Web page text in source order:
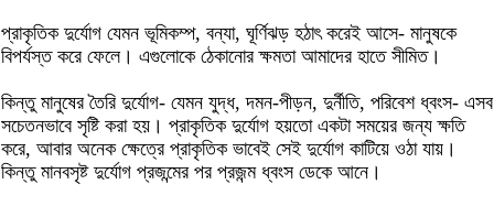
প্রাকৃতিক দুর্যোগ যেমন ভূমিকম্প, বন্যা, ঘূর্ণিঝড় হঠাৎ করেই আসে- মানুষকে
বিপর্যস্ত করে ফেলে। এগুলোকে ঠেকানোর ক্ষমতা আমাদের হাতে সীমিত।
কিন্তু মানুষের তৈরি দুর্যোগ- যেমন যুদ্ধ, দমন-পীড়ন, দুর্নীতি, পরিবেশ ধ্বংস- এসব
সচেতনভাবে সৃষ্টি করা হয়। প্রাকৃতিক দুর্যোগ হয়তো একটা সময়ের জন্য ক্ষতি
করে, আবার অনেক ক্ষেত্রে প্রাকৃতিক ভাবেই সেই দুর্যোগ কাটিয়ে ওঠা যায়।
কিন্তু মানবসৃষ্ট দুর্যোগ প্রজন্মের পর প্রজন্ম ধ্বংস ডেকে আনে।